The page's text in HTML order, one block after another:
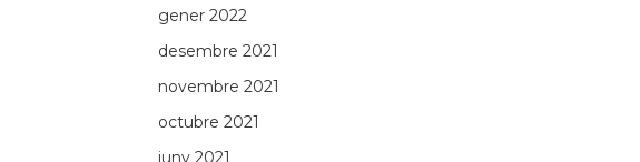
gener 2022
desembre 2021
novembre 2021
octubre 2021
juny 2021